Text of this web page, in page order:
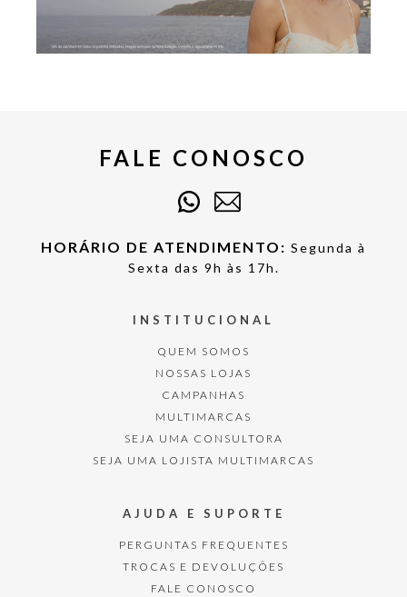
FALE CONOSCO
HORÁRIO DE ATENDIMENTO: Segunda à
Sexta das 9h às 17h.
INSTITUCIONAL
QUEM SOMOS
NOSSAS LOJAS
CAMPANHAS
MULTIMARCAS
SEJA UMA CONSULTORA
SEJA UMA LOJISTA MULTIMARCAS
AJUDA E SUPORTE
PERGUNTAS FREQUENTES
TROCAS E DEVOLUÇÕES
FALE CONOSCO